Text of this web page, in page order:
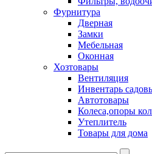
Фурнитура
Дверная
Замки
Мебельная
Оконная
Хозтовары
Вентиляция
Инвентарь
Автотовары
Колеса,опоры
Утеплитель
Товары для дома